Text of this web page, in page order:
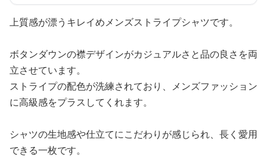
上質感が漂うキレイめメンズストライプシャツです。
ボタンダウンの襟デザインがカジュアルさと品の良さを両
立させています。
ストライプの配色が洗練されており、メンズファッション
に高級感をプラスしてくれます。
シャツの生地感や仕立てにこだわりが感じられ、長く愛用
できる一枚です。